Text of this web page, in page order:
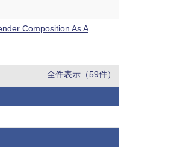
Composition As A
全件表示（59件）